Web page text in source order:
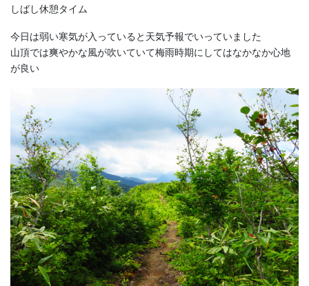
しばし休憩タイム
今日は弱い寒気が入っていると天気予報でいっていました
山頂では爽やかな風が吹いていて梅雨時期にしてはなかなか心地
が良い